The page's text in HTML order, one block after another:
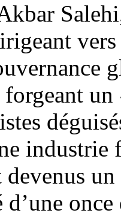
Salehi
forgeant
industrie
un
d’une